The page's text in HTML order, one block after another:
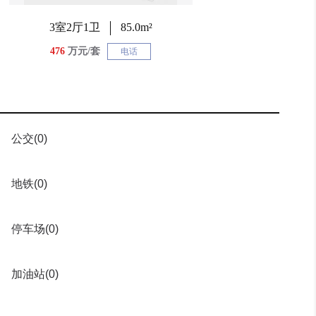
3室2厅1卫 85.0m²
476 万元/套 电话
公交(0)
地铁(0)
停车场(0)
加油站(0)